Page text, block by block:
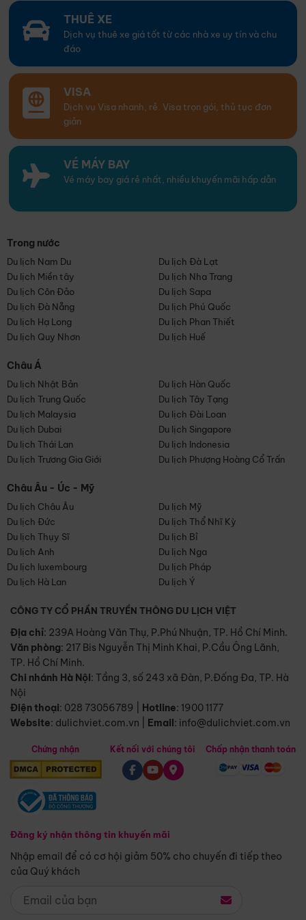
THUÊ XE
Dịch vụ thuê xe giá tốt từ các nhà xe uy tín và chu
đáo
VISA
Dịch vụ Visa nhanh, rẻ. Visa trọn gói, thủ tục đơn
giản
VÉ MÁY BAY
Vé máy bay giá rẻ nhất, nhiều khuyến mãi hấp dẫn
Trong nước
Du lịch Nam Du
Du lịch Đà Lạt
Du lịch Miền tây
Du lịch Nha Trang
Du lịch Côn Đảo
Du lịch Sapa
Du lịch Đà Nẵng
Du lịch Phú Quốc
Du lịch Hạ Long
Du lịch Phan Thiết
Du lịch Quy Nhơn
Du lịch Huế
Châu Á
Du lịch Nhật Bản
Du lịch Hàn Quốc
Du lịch Trung Quốc
Du lịch Tây Tạng
Du lịch Malaysia
Du lịch Đài Loan
Du lịch Dubai
Du lịch Singapore
Du lịch Thái Lan
Du lịch Indonesia
Du lịch Trương Gia Giới
Du lịch Phượng Hoàng Cổ Trấn
Châu Âu - Úc - Mỹ
Du lịch Châu Âu
Du lịch Mỹ
Du lịch Đức
Du lịch Thổ Nhĩ Kỳ
Du lịch Thụy Sĩ
Du lịch Bỉ
Du lịch Anh
Du lịch Nga
Du lịch luxembourg
Du lịch Pháp
Du lịch Hà Lan
Du lịch Ý
CÔNG TY CỔ PHẦN TRUYỀN THÔNG DU LỊCH VIỆT
Địa chỉ: 239A Hoàng Văn Thụ, P.Phú Nhuận, TP. Hồ Chí Minh.
Văn phòng: 217 Bis Nguyễn Thị Minh Khai, P.Cầu Ông Lãnh,
TP. Hồ Chí Minh.
Chi nhánh Hà Nội: Tầng 3, số 243 xã Đàn, P.Đống Đa, TP. Hà
Nội
Điện thoại: 028 73056789 Hotline: 1900 1177
Website: dulichviet.com.vn Email: info@dulichviet.com.vn
Chứng nhận
Đăng ký nhận thông tin khuyến mãi
Nhập email để có cơ hội giảm 50% cho chuyến đi tiếp theo
của Quý khách
Kết nối với chúng tôi Chấp nhận thanh toán